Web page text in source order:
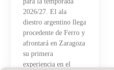
2026/27. El ala
diestro argentino llega
procedente de Ferro y
afrontará en Zaragoza
su primera
experiencia en el